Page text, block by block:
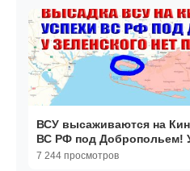
ВСУ высаживаются на
ВС РФ под Добропольем!
августа 2026
7 244 просмотров